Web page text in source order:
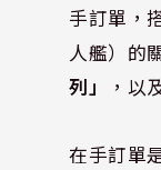
手訂單，
人艦）的
列」
，以
在手訂單